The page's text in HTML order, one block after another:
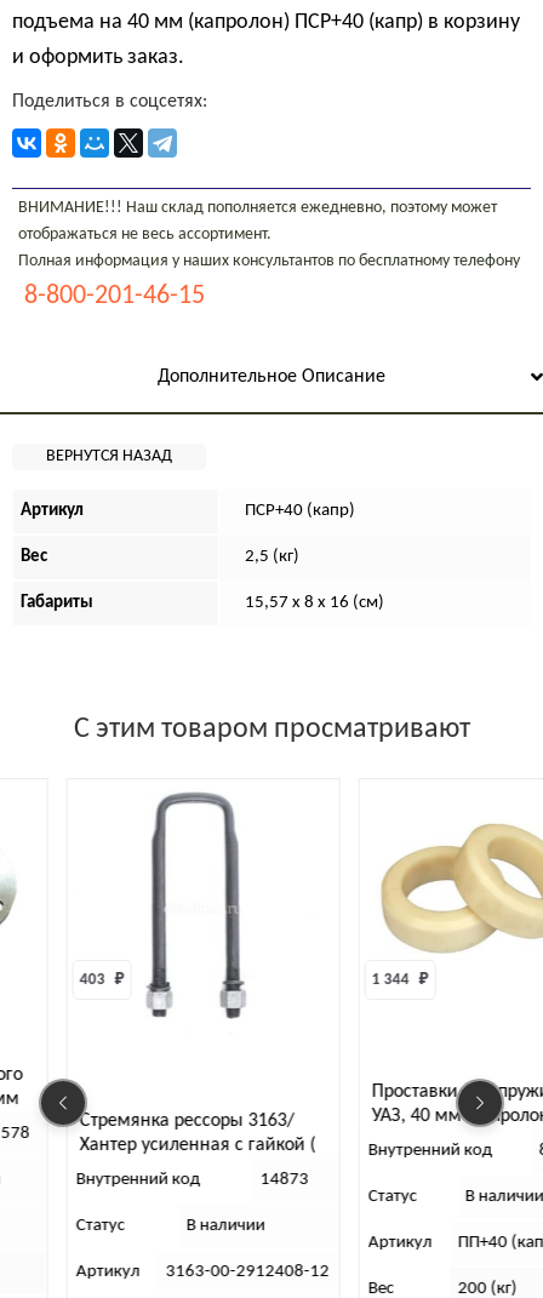
подъема на 40 мм (капролон) ПСР+40 (капр) в корзину
и оформить заказ.
Поделиться в соцсетях:
ВНИМАНИЕ!!! Наш склад пополняется ежедневно, поэтому может
отображаться не весь ассортимент.
Полная информация у наших консультантов по бесплатному телефону
8-800-201-46-15
Дополнительное Описание
Артикул ПСР+40 (капр)
Вес 2,5 (кг)
Габариты 15,57 x 8 x 16 (см)
С этим товаром просматривают
Стремянка рессоры 3163/
Хантер усиленная c гайкой (
243мм )
403 ₽
Внутренний код 14873
Статус В наличии
Артикул 3163-00-2912408-12
Проставки под
УАЗ, 40 мм
шт/
1 344 ₽
Внутренний код
Статус В наличии
Артикул ПП+40
Вес 200 (кг)